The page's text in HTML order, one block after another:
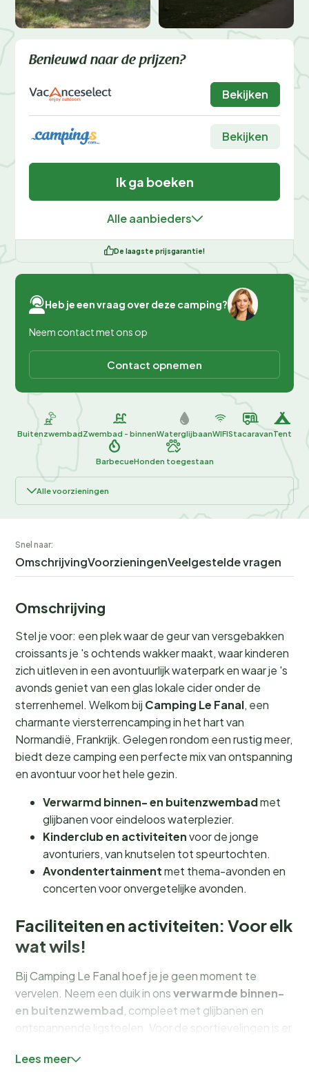
Benieuwd naar de prijzen?
Bekijken
Bekijken
Ik ga boeken
Alle aanbieders
De laagste prijsgarantie!
Heb je een vraag over deze camping?
Neem contact met ons op
Contact opnemen
BuitenzwembadZwembad - binnenWaterglijbaanWIFIStacaravanTent
BarbecueHonden toegestaan
Alle voorzieningen
Snel naar:
OmschrijvingVoorzieningenVeelgestelde vragen
Omschrijving
Stel je voor: een plek waar de geur van versgebakken
croissants je 's ochtends wakker maakt, waar kinderen
zich uitleven in een avontuurlijk waterpark en waar je 's
avonds geniet van een glas lokale cider onder de
sterrenhemel. Welkom bij Camping Le Fanal, een
charmante viersterrencamping in het hart van
Normandië, Frankrijk. Gelegen rondom een rustig meer,
biedt deze camping een perfecte mix van ontspanning
en avontuur voor het hele gezin.
Verwarmd binnen- en buitenzwembadmet
glijbanen voor eindeloos waterplezier.
Kinderclub en activiteitenvoor de jonge
avonturiers, van knutselen tot speurtochten.
Avondentertainmentmet thema-avonden en
concerten voor onvergetelijke avonden.
Faciliteiten en activiteiten: Voor elk
wat wils!
Bij Camping Le Fanal hoef je je geen moment te
vervelen. Neem een duik in onsverwarmde binnen-
en buitenzwembad, compleet met glijbanen en
ontspannende ligstoelen. Voor de sportievelingen is er
Kinderen kunnen zich uitleven in de speeltuinen of
Lees meer